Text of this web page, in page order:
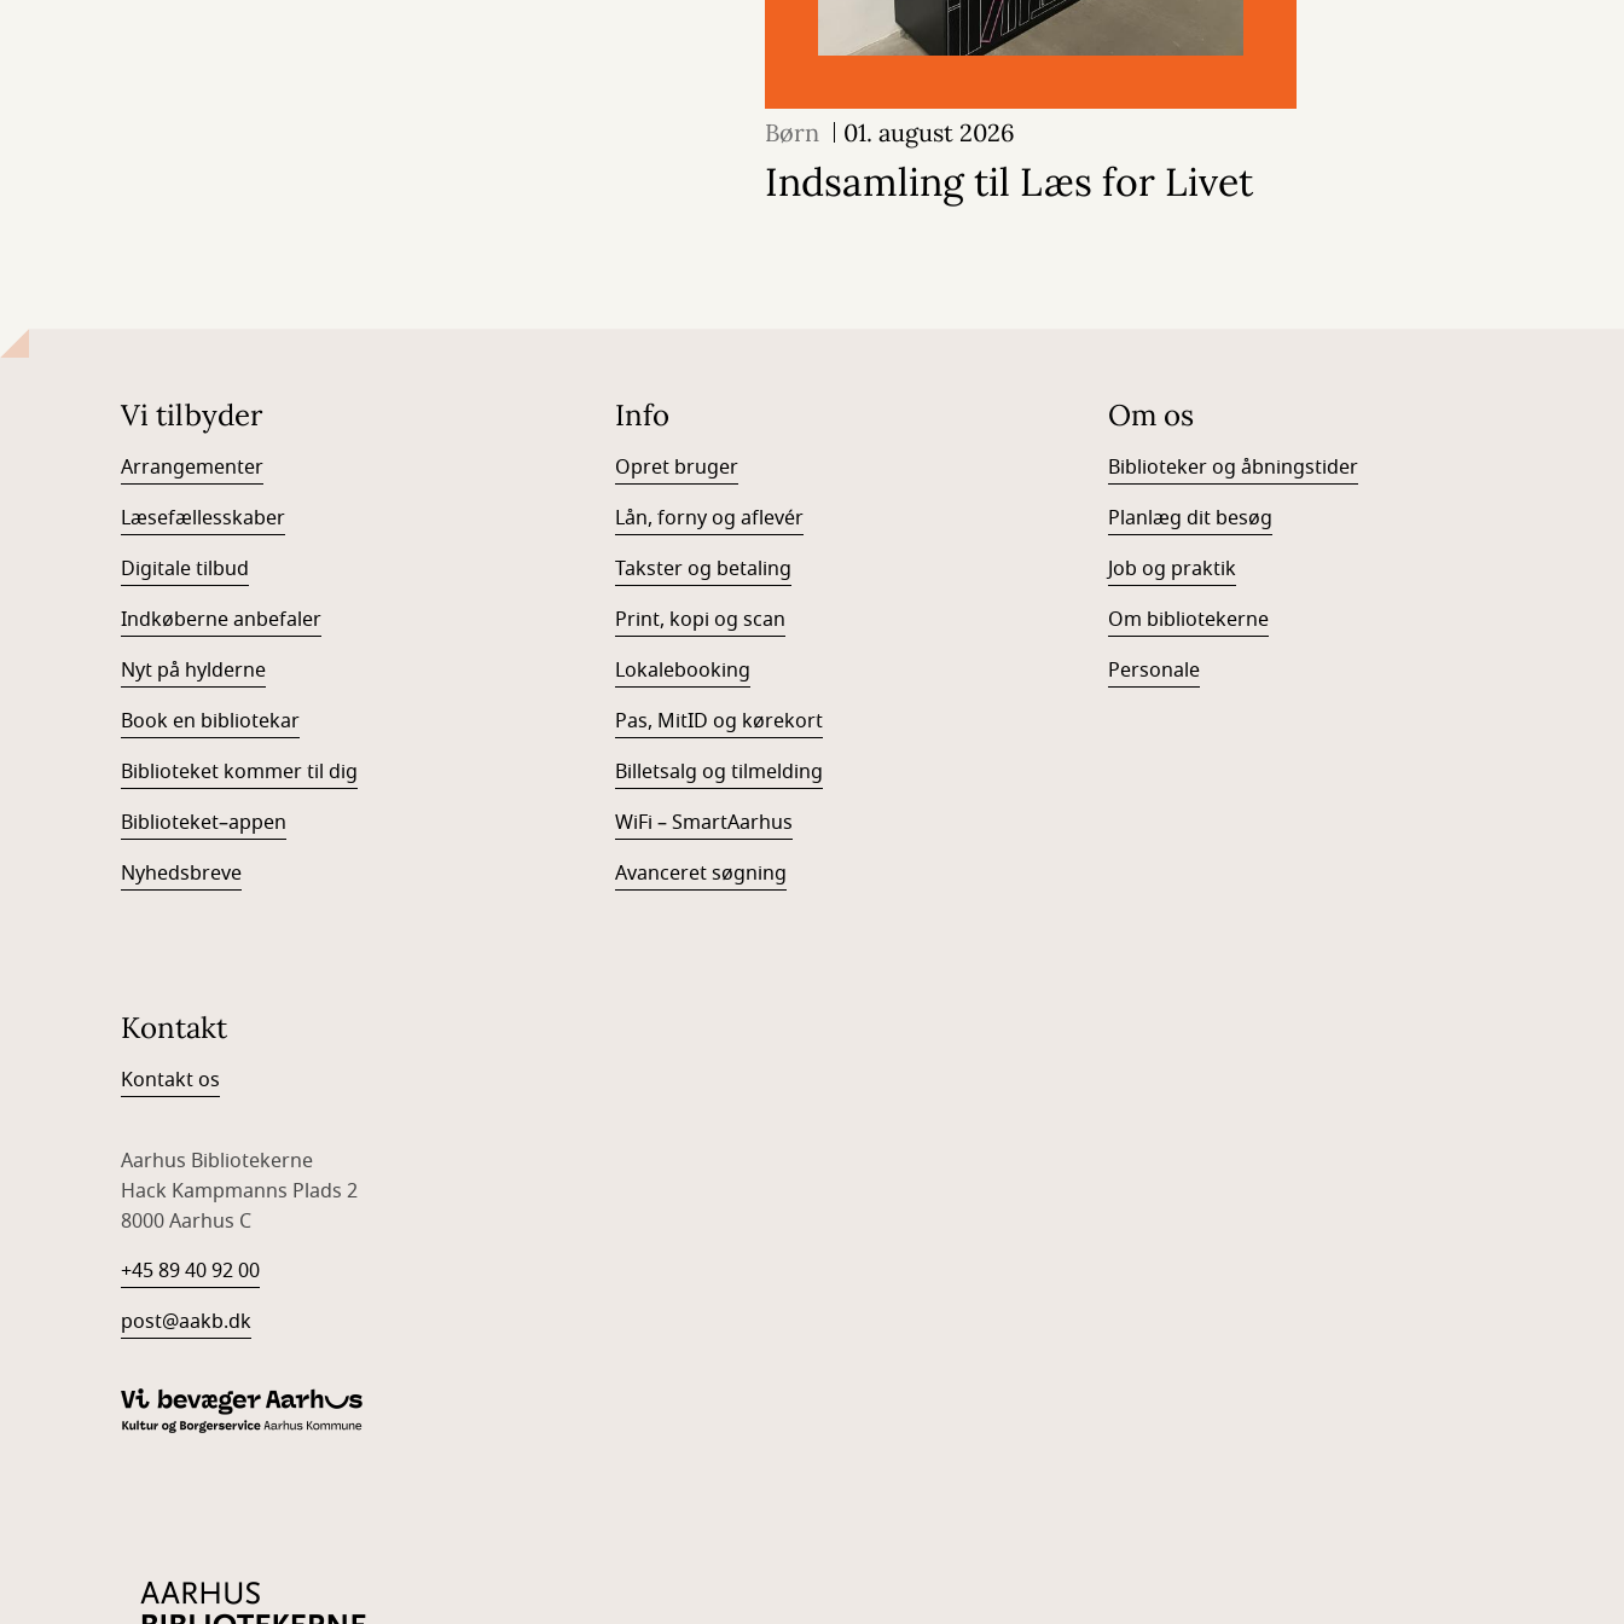
Børn 01. august 2026
Indsamling til Læs for Livet
Vi tilbyder
Arrangementer
Læsefællesskaber
Digitale tilbud
Indkøberne anbefaler
Nyt på hylderne
Book en bibliotekar
Biblioteket kommer til dig
Biblioteket–appen
Nyhedsbreve
Info
Opret bruger
Lån, forny og aflevér
Takster og betaling
Print, kopi og scan
Lokalebooking
Pas, MitID og kørekort
Billetsalg og tilmelding
WiFi – SmartAarhus
Avanceret søgning
Om os
Biblioteker og åbningstider
Planlæg dit besøg
Job og praktik
Om bibliotekerne
Personale
Kontakt
Kontakt os
Aarhus Bibliotekerne
Hack Kampmanns Plads 2
8000 Aarhus C
+45 89 40 92 00
post@aakb.dk